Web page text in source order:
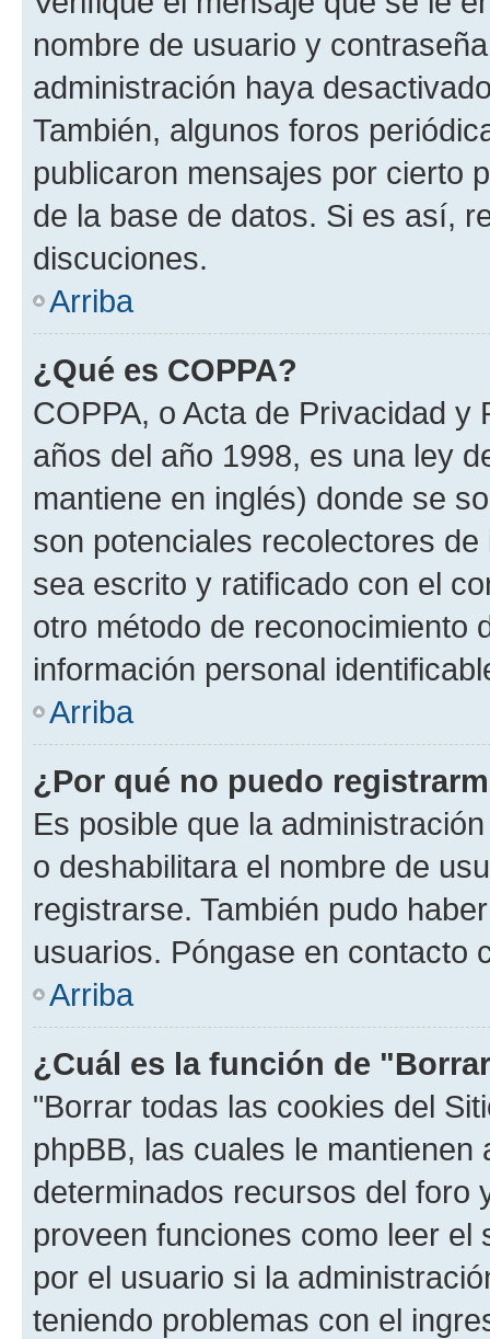
nombre de usuario y
administración haya
También, algunos foros
publicaron mensajes por cierto
de la base de datos. Si es así,
discuciones.
Arriba
¿Qué es COPPA?
COPPA, o Acta de Privacidad
años del año 1998, es una ley
mantiene en inglés) donde se
son potenciales recolectores
sea escrito y ratificado con el
otro método de reconocimiento
información personal
Arriba
¿Por qué no puedo
Es posible que la
o deshabilitara el nombre de
registrarse. También pudo
usuarios. Póngase en contacto
Arriba
¿Cuál es la función de
"Borrar todas las cookies del
phpBB, las cuales le
determinados recursos del foro
proveen funciones como leer el
por el usuario si la
teniendo problemas con el